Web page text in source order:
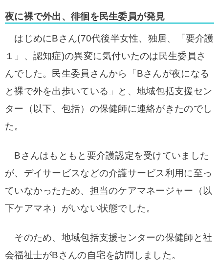
夜に裸で外出、徘徊を民生委員が発見
はじめにBさん(70代後半女性、独居、「要介護
１」、認知症)の異変に気付いたのは民生委員さ
んでした。
民生委員さんから「Bさんが夜になる
と裸で外を出歩いている」と、地域包括支援セン
ター（以下、包括）の保健師に連絡がきたのでし
た。
Bさんはもともと要介護認定を受けていました
が、デイサービスなどの介護サービス利用に至っ
ていなかったため、担当のケアマネージャー（以
下ケアマネ）がいない状態でした。
そのため、地域包括支援センターの保健師と社
会福祉士がBさんの自宅を訪問しました。